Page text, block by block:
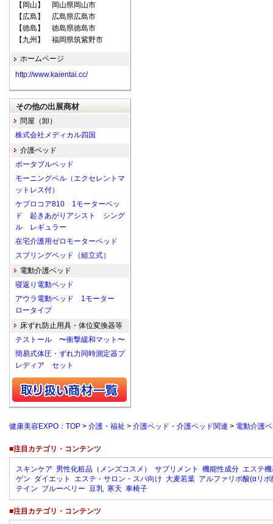
【岡山】 岡山県岡山市
【広島】 広島県広島市
【徳島】 徳島県徳島市
【九州】 福岡県筑紫野市
ホームページ
http://www.kaientai.cc/
その他の出展商材
問屋（卸）
株式会社メディカル四国
介護ベッド
ポータブルベッド
モーニングベル（エクセレントマ
ットレス付）
ケプロコア810 1モーターベッ
ド 起きあがりアシスト シング
ル レギュラー
在宅介護用ゼロモーターベッド
スプリングベッド（組立式）
電動介護ベッド
寝返り電動ベッド
アウラ電動ベッド 1モーター
ロータイプ
床ずれ防止用具・体位変換器等
テストール 〜衝撃緩和マット〜
簡易式体圧・ずれ力同時測定器プ
レディア セット
健康美容EXPO：TOP > 介護・福祉 > 介護ベッド・介護ベッド関連 > 電動介護
■注目カテゴリ・コンテンツ
スキンケア 男性化粧品（メンズコスメ） サプリメント 機能性成分 エステ
ゲン ダイエット エステ・サロン・スパ向け 大麦若葉 アルファリポ酸(αリポ
テイン ブルーベリー 豆乳 寒天 車椅子
■注目カテゴリ・コンテンツ